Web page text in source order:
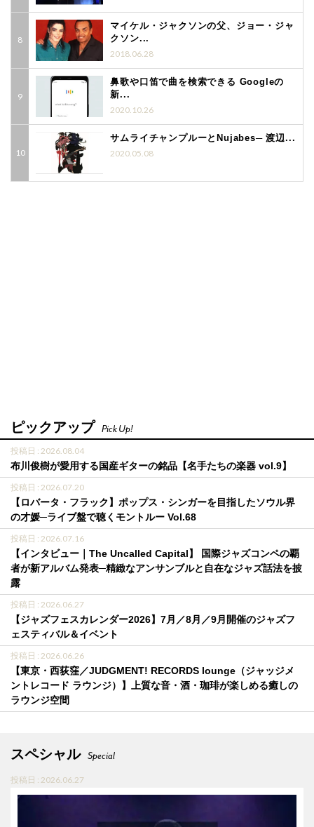
マイケル・ジャクソンの父、ジョー・ジャ
クソン...
2018.06.28
鼻歌や口笛で曲を検索できる Googleの
新...
2020.10.26
サムライチャンプルーとNujabes─ 渡辺...
2020.05.08
ピックアップ Pick Up!
投稿日 : 2026.08.04
布川俊樹が愛用する国産ギターの銘品【名手たちの楽器 vol.9】
投稿日 : 2026.07.20
【ロバータ・フラック】ポップス・シンガーを目指したソウル界
の才媛─ライブ盤で聴くモントルー Vol.68
投稿日 : 2026.07.16
【インタビュー｜The Uncalled Capital】 国際ジャズコンペの覇
者が新アルバム発表─精緻なアンサンブルと自在なジャズ話法を披
露
投稿日 : 2026.06.27
【ジャズフェスカレンダー2026】7月／8月／9月開催のジャズフ
ェスティバル＆イベント
投稿日 : 2026.06.26
【東京・西荻窪／JUDGMENT! RECORDS lounge（ジャッジメ
ントレコード ラウンジ）】上質な音・酒・珈琲が楽しめる癒しの
ラウンジ空間
スペシャル Special
投稿日 : 2026.06.27